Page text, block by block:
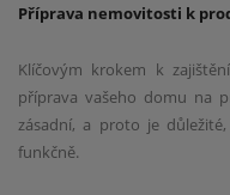
Příprava nemovitosti k
Klíčovým krokem k
příprava vašeho domu na
zásadní, a proto je
funkčně.